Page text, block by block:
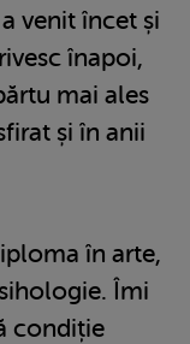
venit încet și
înapoi,
mai ales
și în anii
în arte,
Îmi
condiție